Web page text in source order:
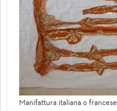
Manifattura italiana o francese